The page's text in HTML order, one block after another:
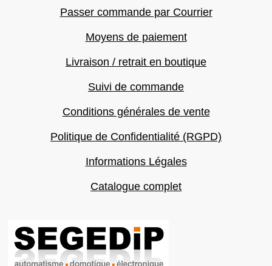
Passer commande par Courrier
Moyens de paiement
Livraison / retrait en boutique
Suivi de commande
Conditions générales de vente
Politique de Confidentialité (RGPD)
Informations Légales
Catalogue complet